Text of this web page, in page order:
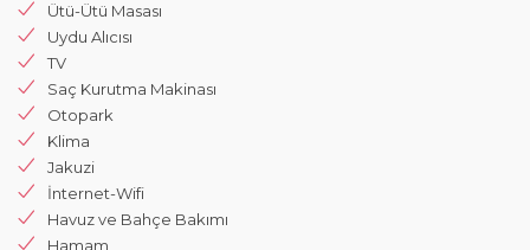
Ütü-Ütü Masası
Uydu Alıcısı
TV
Saç Kurutma Makinası
Otopark
Klima
Jakuzi
İnternet-Wifi
Havuz ve Bahçe Bakımı
Hamam